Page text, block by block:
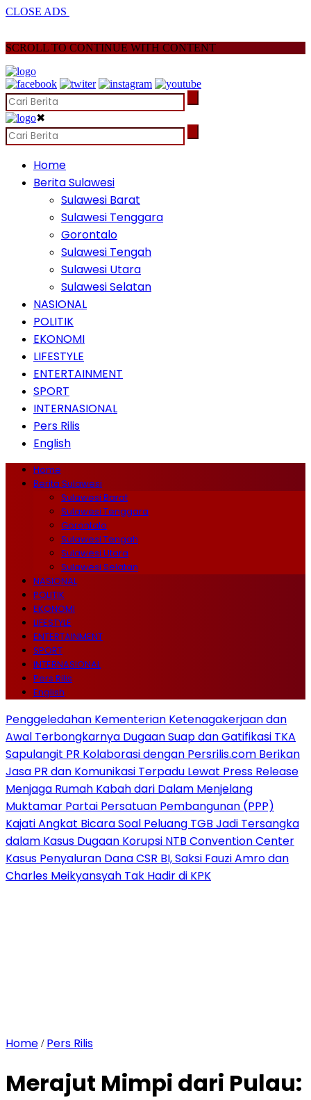
CLOSE ADS
SCROLL TO CONTINUE WITH CONTENT
✖
Home
Berita Sulawesi
Sulawesi Barat
Sulawesi Tenggara
Gorontalo
Sulawesi Tengah
Sulawesi Utara
Sulawesi Selatan
NASIONAL
POLITIK
EKONOMI
LIFESTYLE
ENTERTAINMENT
SPORT
INTERNASIONAL
Pers Rilis
English
Home
Berita Sulawesi
Sulawesi Barat
Sulawesi Tenggara
Gorontalo
Sulawesi Tengah
Sulawesi Utara
Sulawesi Selatan
NASIONAL
POLITIK
EKONOMI
LIFESTYLE
ENTERTAINMENT
SPORT
INTERNASIONAL
Pers Rilis
English
Penggeledahan Kementerian Ketenagakerjaan dan
Awal Terbongkarnya Dugaan Suap dan Gatifikasi TKA
Sapulangit PR Kolaborasi dengan Persrilis.com Berikan
Jasa PR dan Komunikasi Terpadu Lewat Press Release
Menjaga Rumah Kabah dari Dalam Menjelang
Muktamar Partai Persatuan Pembangunan (PPP)
Kajati Angkat Bicara Soal Peluang TGB Jadi Tersangka
dalam Kasus Dugaan Korupsi NTB Convention Center
Kasus Penyaluran Dana CSR BI, Saksi Fauzi Amro dan
Charles Meikyansyah Tak Hadir di KPK
Home / Pers Rilis
Merajut Mimpi dari Pulau: